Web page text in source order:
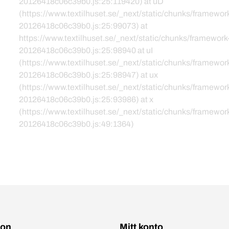
(https://www.textilhuset.se/_next/static/chunks/
20126418c06c39b0.js:25:99073) at
https://www.textilhuset.se/_next/static/chunks/
20126418c06c39b0.js:25:98940 at uI
(https://www.textilhuset.se/_next/static/chunks/
20126418c06c39b0.js:25:98947) at ux
(https://www.textilhuset.se/_next/static/chunks/
20126418c06c39b0.js:25:93986) at x
(https://www.textilhuset.se/_next/static/chunks/
20126418c06c39b0.js:49:1364)